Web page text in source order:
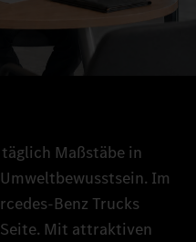
Maßstäbe in
Im
Trucks
Mit attraktiven